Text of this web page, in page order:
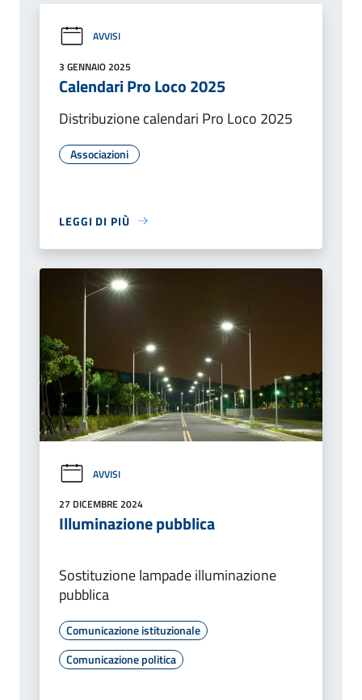
AVVISI
3 GENNAIO 2025
Calendari Pro Loco 2025
Distribuzione calendari Pro Loco 2025
Associazioni
LEGGI DI PIÙ
AVVISI
27 DICEMBRE 2024
Illuminazione pubblica
Sostituzione lampade illuminazione
pubblica
Comunicazione istituzionale
Comunicazione politica